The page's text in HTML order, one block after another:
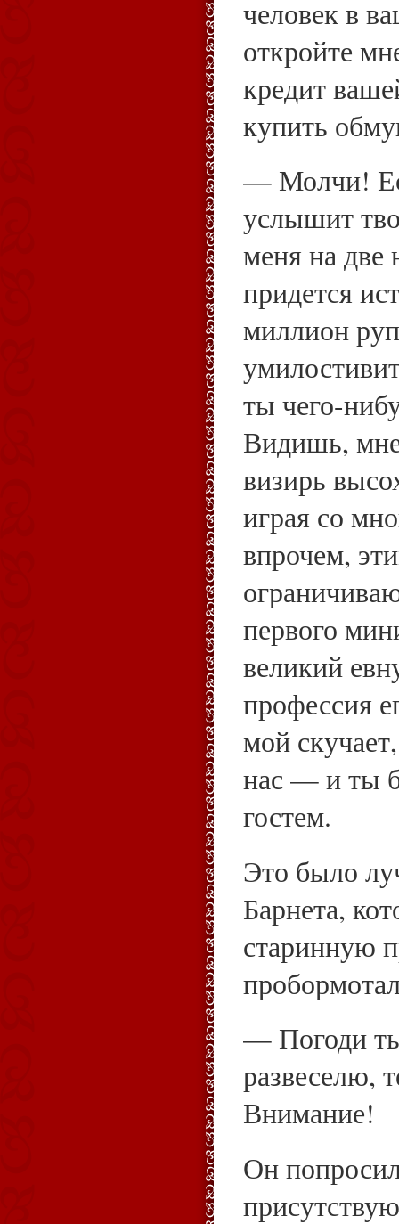
человек в
откройте
кредит
купить
— Молчи!
услышит
меня на две
придется
миллион
ты чего-
Видишь,
визирь
играя со
впрочем,
первого
великий
профессия
мой
нас — и ты
гостем.
Это было
Барнета,
старинную
— Погоди
развеселю,
Внимание!
Он